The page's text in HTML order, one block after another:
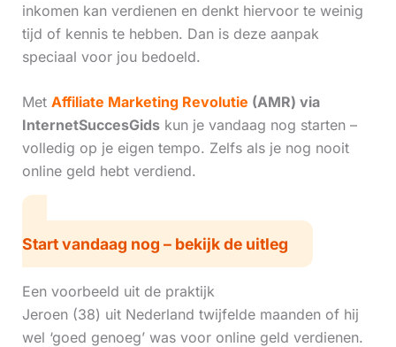
inkomen kan verdienen en denkt hiervoor te weinig
tijd of kennis te hebben. Dan is deze aanpak
speciaal voor jou bedoeld.
Met Affiliate Marketing Revolutie (AMR) via
InternetSuccesGidskun je vandaag nog starten –
volledig op je eigen tempo. Zelfs als je nog nooit
online geld hebt verdiend.
Start vandaag nog – bekijk de uitleg
Een voorbeeld uit de praktijk
Jeroen (38) uit Nederland twijfelde maanden of hij
wel ‘goed genoeg’ was voor online geld verdienen.